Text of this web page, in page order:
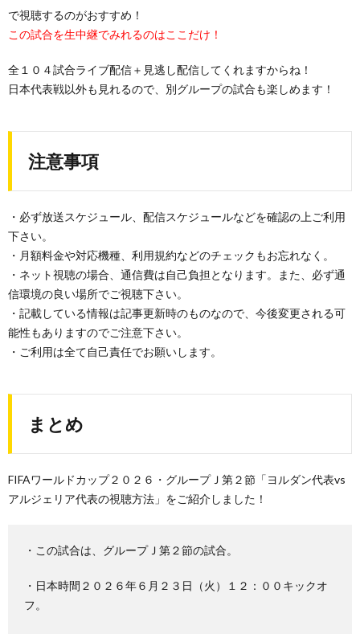
で視聴するのがおすすめ！
この試合を生中継でみれるのはここだけ！
全１０４試合ライブ配信＋見逃し配信してくれますからね！
日本代表戦以外も見れるので、別グループの試合も楽しめます！
注意事項
・必ず放送スケジュール、配信スケジュールなどを確認の上ご利用
下さい。
・月額料金や対応機種、利用規約などのチェックもお忘れなく。
・ネット視聴の場合、通信費は自己負担となります。また、必ず通
信環境の良い場所でご視聴下さい。
・記載している情報は記事更新時のものなので、今後変更される可
能性もありますのでご注意下さい。
・ご利用は全て自己責任でお願いします。
まとめ
FIFAワールドカップ２０２６・グループＪ第２節「ヨルダン代表vs
アルジェリア代表の視聴方法」をご紹介しました！
・この試合は、グループＪ第２節の試合。
・日本時間２０２６年６月２３日（火）１２：００キックオ
フ。